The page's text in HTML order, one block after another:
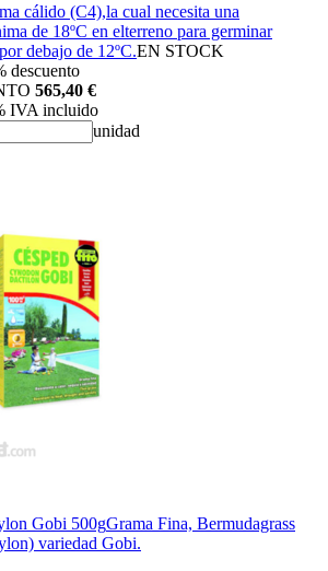
cálido (C4),la cual necesita una
de 18ºC en elterreno para germinar
debajo de 12ºC.EN STOCK
descuento
565,40 €
IVA incluido
unidad
Gobi 500gGrama Fina, Bermudagrass
variedad Gobi.